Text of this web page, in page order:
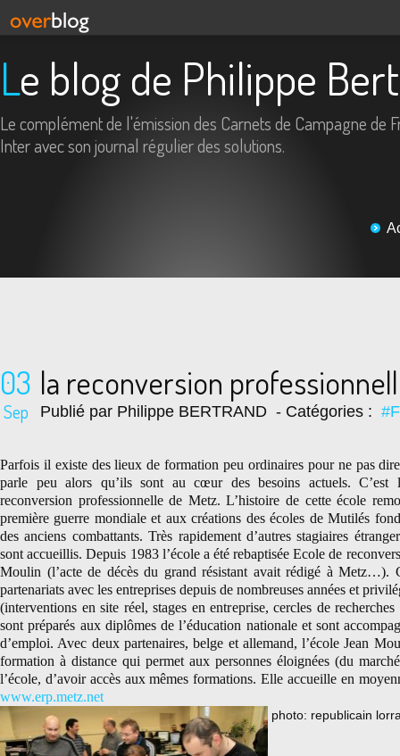
Le blog de Philippe
Le complément de l'émission des Carnets de Campagne de
Inter avec son journal régulier des solutions.
03
Sep
la reconversion
Publié par Philippe BERTRAND - Catégories :
Parfois il existe des lieux de formation peu ordinaires pour ne pas
parle peu alors qu’ils sont au cœur des besoins actuels. C’est
reconversion professionnelle de Metz. L’histoire de cette école
première guerre mondiale et aux créations des écoles de Mutilés
des anciens combattants. Très rapidement d’autres stagiaires
sont accueillis. Depuis 1983 l’école a été rebaptisée Ecole de
Moulin (l’acte de décès du grand résistant avait rédigé à Metz…).
partenariats avec les entreprises depuis de nombreuses années et
(interventions en site réel, stages en entreprise, cercles de
sont préparés aux diplômes de l’éducation nationale et sont
d’emploi. Avec deux partenaires, belge et allemand, l’école Jean
formation à distance qui permet aux personnes éloignées (du
l’école, d’avoir accès aux mêmes formations. Elle accueille en
www.erp.metz.net
photo: republicain